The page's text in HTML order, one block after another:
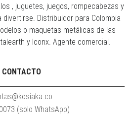
, juguetes, juegos, rompecabezas y
Distribuidor para Colombia
o maquetas metálicas de las
y Iconx. Agente comercial.
CONTACTO
(solo WhatsApp)